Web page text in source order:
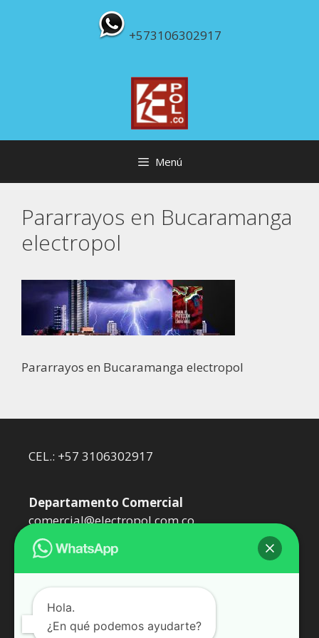
+573106302917
Menú
Pararrayos en Bucaramanga
electropol
Pararrayos en Bucaramanga electropol
CEL.: +57 3106302917
Departamento Comercial
comercial@electropol.com.co
dtecnico@electropol.com.co
Somos Epol Oil SAS. Representantes de
Hola.
¿En qué podemos ayudarte?